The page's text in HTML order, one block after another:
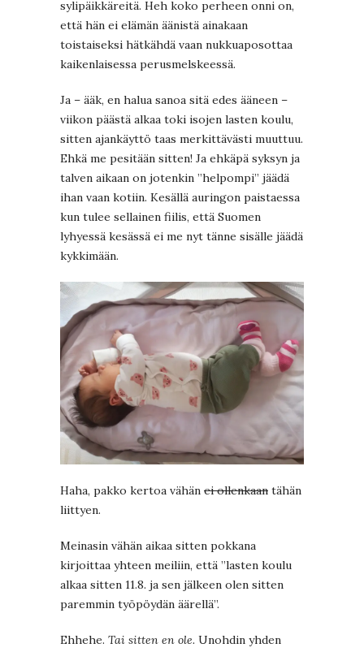
sylipäikkäreitä. Heh koko perheen onni on,
että hän ei elämän äänistä ainakaan
toistaiseksi hätkähdä vaan nukkuaposottaa
kaikenlaisessa perusmelskeessä.
Ja – ääk, en halua sanoa sitä edes ääneen –
viikon päästä alkaa toki isojen lasten koulu,
sitten ajankäyttö taas merkittävästi muuttuu.
Ehkä me pesitään sitten! Ja ehkäpä syksyn ja
talven aikaan on jotenkin ”helpompi” jäädä
ihan vaan kotiin. Kesällä auringon paistaessa
kun tulee sellainen fiilis, että Suomen
lyhyessä kesässä ei me nyt tänne sisälle jäädä
kykkimään.
Haha, pakko kertoa vähän ei ollenkaan tähän
liittyen.
Meinasin vähän aikaa sitten pokkana
kirjoittaa yhteen meiliin, että ”lasten koulu
alkaa sitten 11.8. ja sen jälkeen olen sitten
paremmin työpöydän äärellä”.
Ehhehe. Tai sitten en ole. Unohdin yhden